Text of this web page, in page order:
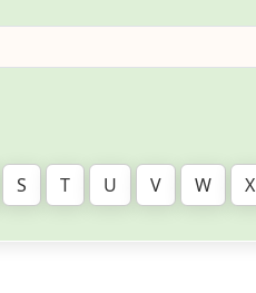
S T U V W X